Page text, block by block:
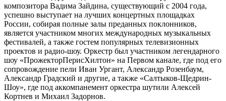
композитора Вадима Зайдина, существующий с 2004 года,
успешно выступает на лучших концертных площадках
России, собирая полные залы преданных поклонников,
является участником многих международных музыкальных
фестивалей, а также гостем популярных телевизионных
проектов и радио-шоу. Оркестр был участником легендарного
шоу «ПрожекторПерисХилтон» на Первом канале, где под его
сопровождение пели Иван Ургант, Александр Розенбаум,
Александр Градский и другие, а также «Салтыков-Щедрин-
Шоу», где под аккомпанемент оркестра шутили Алексей
Кортнев и Михаил Задорнов.